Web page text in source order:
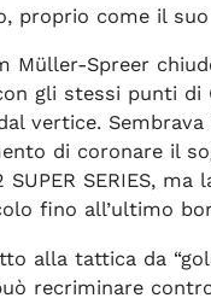
proprio come il
Müller-Spreer
gli stessi punti di
vertice. Sembrava
di coronare il
SERIES, ma
fino all’ultimo
alla tattica da
recriminare